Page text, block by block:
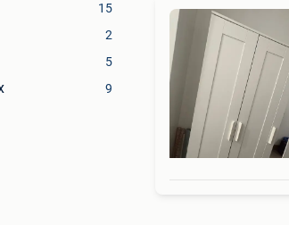
15
2
5
9